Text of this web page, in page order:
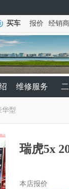
买车 报价 经销商
维修服务
华型
瑞虎5x
本店报价